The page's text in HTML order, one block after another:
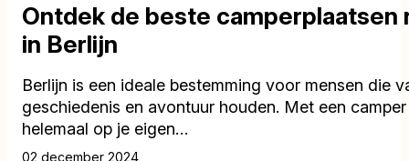
Ontdek de beste camperplaatsen
in Berlijn
Berlijn is een ideale bestemming voor mensen die
geschiedenis en avontuur houden. Met een
helemaal op je eigen…
02 december 2024